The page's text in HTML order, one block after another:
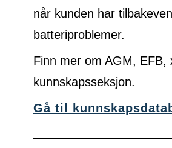
når kunden har
batteriproblemer.
Finn mer om AGM, EFB,
kunnskapsseksjon.
Gå til